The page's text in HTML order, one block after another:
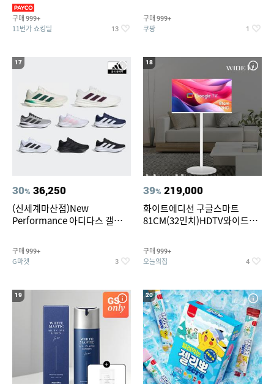
구매 999+
11번가 쇼킹딜 13
구매 999+
쿠팡 1
17
30% 36,250
(신세계마산점)New
Performance 아디다스 갤럭시
구매 999+
G마켓 3
18
39% 219,000
화이트에디션 구글스마트
81CM(32인치)HDTV와이드무
구매 999+
오늘의집 4
19 20